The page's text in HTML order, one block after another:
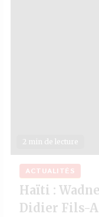
2 min de lecture
ACTUALITÉS
Haïti :
Didier Fils-